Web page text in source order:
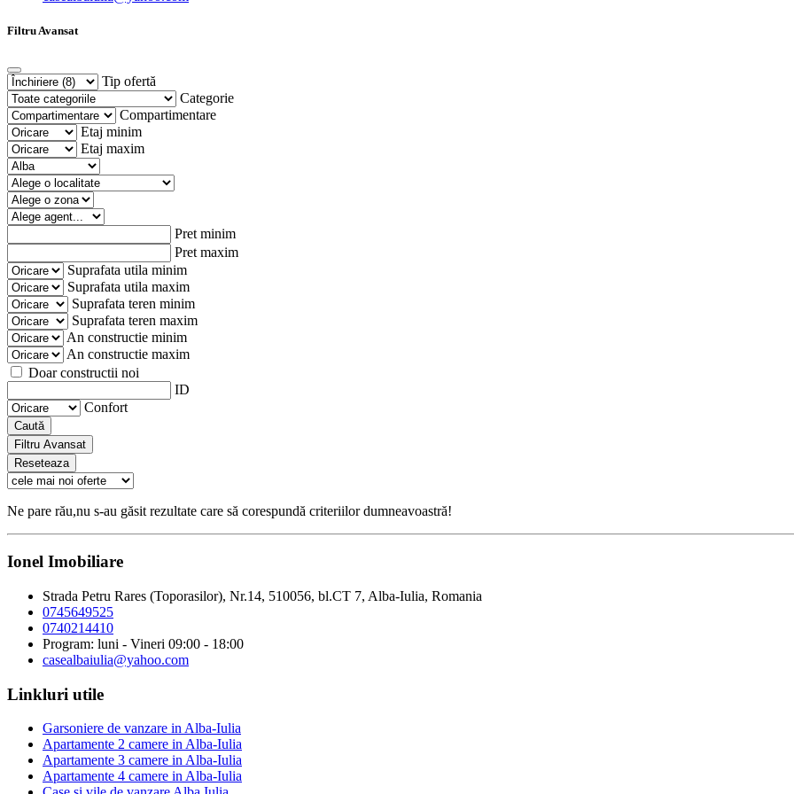
Filtru Avansat
Tip ofertă
Categorie
Compartimentare
Etaj minim
Etaj maxim
Pret minim
Pret maxim
Suprafata utila minim
Suprafata utila maxim
Suprafata teren minim
Suprafata teren maxim
An constructie minim
An constructie maxim
Doar constructii noi
ID
Confort
Caută
Filtru Avansat
Reseteaza
Ne pare rău,nu s-au găsit rezultate care să corespundă criteriilor dumneavoastră!
Ionel Imobiliare
Strada Petru Rares (Toporasilor), Nr.14, 510056, bl.CT 7, Alba-Iulia, Romania
0745649525
0740214410
Program: luni - Vineri 09:00 - 18:00
casealbaiulia@yahoo.com
Linkluri utile
Garsoniere de vanzare in Alba-Iulia
Apartamente 2 camere in Alba-Iulia
Apartamente 3 camere in Alba-Iulia
Apartamente 4 camere in Alba-Iulia